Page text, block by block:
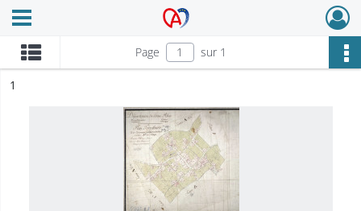
Archives Alsace - Colmar
Ouvrir le menu déroulant
Page sur 1
n°
1